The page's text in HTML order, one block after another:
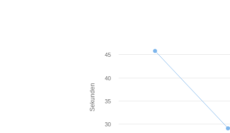
Sekunden
30
35
40
45